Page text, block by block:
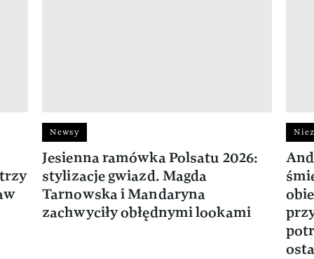
Newsy
Jesienna ramówka Polsatu 2026:
stylizacje gwiazd. Magda
Tarnowska i Mandaryna
zachwyciły obłędnymi lookami